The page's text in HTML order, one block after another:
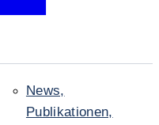
News,
Publikationen,